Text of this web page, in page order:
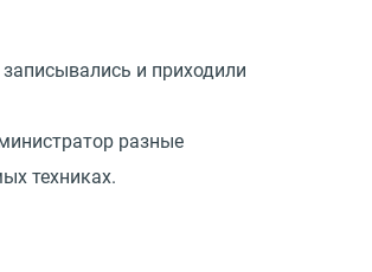
и приходили
разные
техниках.